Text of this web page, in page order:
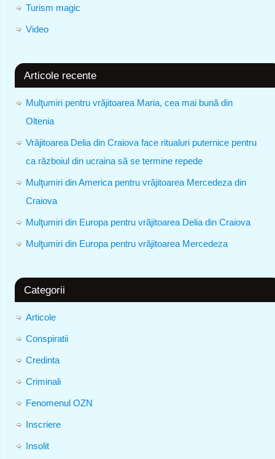
Turism magic
Video
Articole recente
Mulţumiri pentru vrăjitoarea Maria, cea mai bună din
Oltenia
Vrăjitoarea Delia din Craiova face ritualuri puternice pentru
ca războiul din ucraina să se termine repede
Mulţumiri din America pentru vrăjitoarea Mercedeza din
Craiova
Mulţumiri din Europa pentru vrăjitoarea Delia din Craiova
Mulţumiri din Europa pentru vrăjitoarea Mercedeza
Categorii
Articole
Conspiratii
Credinta
Criminali
Fenomenul OZN
Inscriere
Insolit